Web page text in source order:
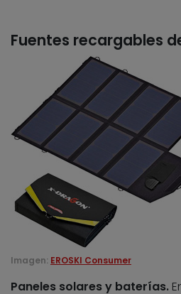
Fuentes recargables
Imagen: EROSKI Consumer
Paneles solares y baterías.